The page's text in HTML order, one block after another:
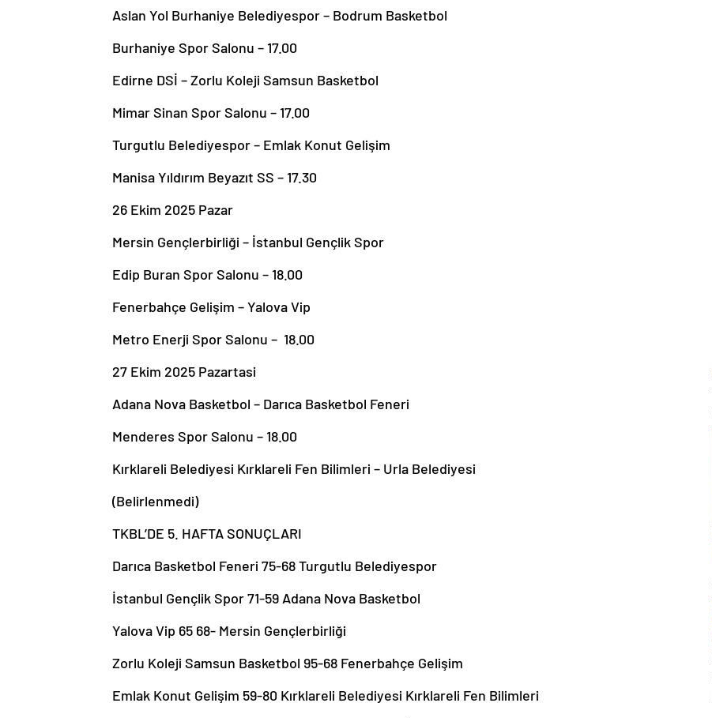
Aslan Yol Burhaniye Belediyespor – Bodrum Basketbol
Burhaniye Spor Salonu – 17.00
Edirne DSİ – Zorlu Koleji Samsun Basketbol
Mimar Sinan Spor Salonu – 17.00
Turgutlu Belediyespor – Emlak Konut Gelişim
Manisa Yıldırım Beyazıt SS – 17.30
26 Ekim 2025 Pazar
Mersin Gençlerbirliği – İstanbul Gençlik Spor
Edip Buran Spor Salonu – 18.00
Fenerbahçe Gelişim – Yalova Vip
Metro Enerji Spor Salonu – 18.00
27 Ekim 2025 Pazartasi
Adana Nova Basketbol – Darıca Basketbol Feneri
Menderes Spor Salonu – 18.00
Kırklareli Belediyesi Kırklareli Fen Bilimleri – Urla Belediyesi
(Belirlenmedi)
TKBL’DE 5. HAFTA SONUÇLARI
Darıca Basketbol Feneri 75-68 Turgutlu Belediyespor
İstanbul Gençlik Spor 71-59 Adana Nova Basketbol
Yalova Vip 65 68- Mersin Gençlerbirliği
Zorlu Koleji Samsun Basketbol 95-68 Fenerbahçe Gelişim
Emlak Konut Gelişim 59-80 Kırklareli Belediyesi Kırklareli Fen Bilimleri